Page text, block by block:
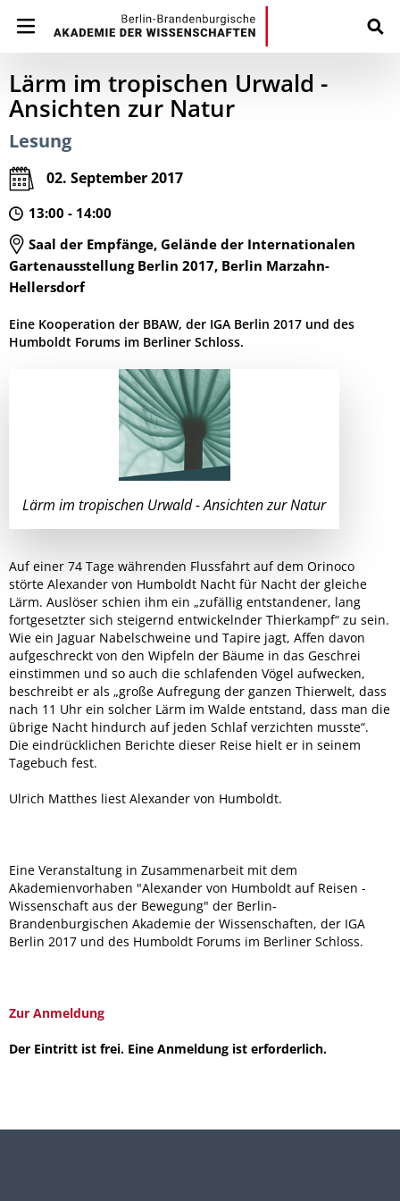
Lärm im tropischen Urwald -
Ansichten zur Natur
Lesung
02. September 2017
13:00 - 14:00
Saal der Empfänge, Gelände der Internationalen
Gartenausstellung Berlin 2017, Berlin Marzahn-
Hellersdorf
Eine Kooperation der BBAW, der IGA Berlin 2017 und des
Humboldt Forums im Berliner Schloss.
Lärm im tropischen Urwald - Ansichten zur Natur
Auf einer 74 Tage währenden Flussfahrt auf dem Orinoco
störte Alexander von Humboldt Nacht für Nacht der gleiche
Lärm. Auslöser schien ihm ein „zufällig entstandener, lang
fortgesetzter sich steigernd entwickelnder Thierkampf“ zu sein.
Wie ein Jaguar Nabelschweine und Tapire jagt, Affen davon
aufgeschreckt von den Wipfeln der Bäume in das Geschrei
einstimmen und so auch die schlafenden Vögel aufwecken,
beschreibt er als „große Aufregung der ganzen Thierwelt, dass
nach 11 Uhr ein solcher Lärm im Walde entstand, dass man die
übrige Nacht hindurch auf jeden Schlaf verzichten musste“.
Die eindrücklichen Berichte dieser Reise hielt er in seinem
Tagebuch fest.
Ulrich Matthes liest Alexander von Humboldt.
Eine Veranstaltung in Zusammenarbeit mit dem
Akademienvorhaben "Alexander von Humboldt auf Reisen -
Wissenschaft aus der Bewegung" der Berlin-
Brandenburgischen Akademie der Wissenschaften, der IGA
Berlin 2017 und des Humboldt Forums im Berliner Schloss.
Zur Anmeldung
Der Eintritt ist frei. Eine Anmeldung ist erforderlich.